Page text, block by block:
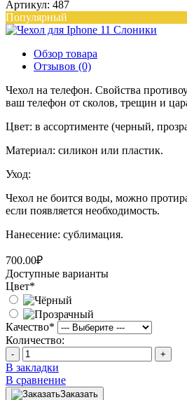
Артикул: 487
Популярный
Обзор товара
Отзывов (0)
Чехол на телефон. Свойства
ваш телефон от сколов, трещин и
Цвет: в ассортименте (черный,
Материал: силикон или пластик.
Уход:
Чехол не боится воды, можно
если появляется необходимость.
Нанесение: сублимация.
700.00₽
Доступные варианты
Цвет*
Качество*
Количество:
- +
В закладки
В сравнение
Заказать